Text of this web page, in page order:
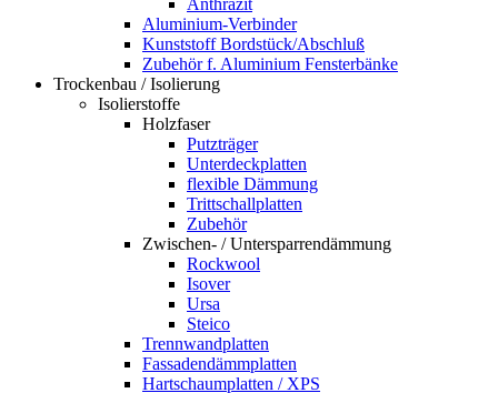
Anthrazit
Aluminium-Verbinder
Kunststoff Bordstück/Abschluß
Zubehör f. Aluminium Fensterbänke
Trockenbau / Isolierung
Isolierstoffe
Holzfaser
Putzträger
Unterdeckplatten
flexible Dämmung
Trittschallplatten
Zubehör
Zwischen- / Untersparrendämmung
Rockwool
Isover
Ursa
Steico
Trennwandplatten
Fassadendämmplatten
Hartschaumplatten / XPS